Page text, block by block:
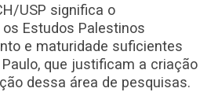
USP significa o
Estudos Palestinos
e maturidade suficientes
que justificam a criação
dessa área de pesquisas.